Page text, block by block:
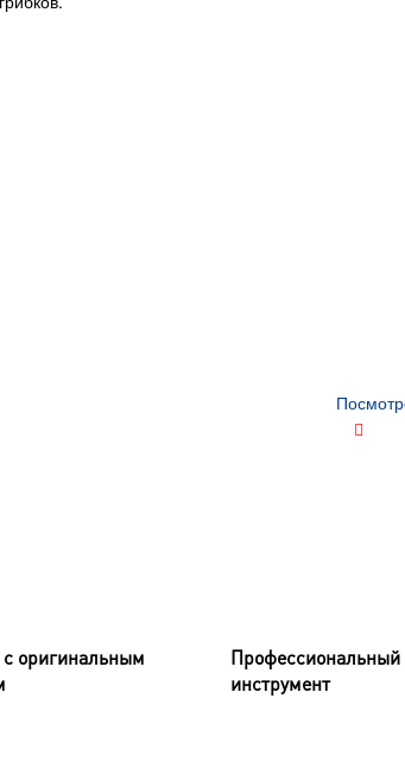
оригинальным
Профессиональный
инструмент